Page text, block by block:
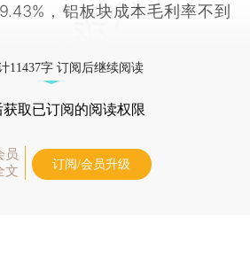
，铝板块成本毛利率不到
11437字 订阅后继续阅读
获取已订阅的阅读权限
员
文
订阅/会员升级